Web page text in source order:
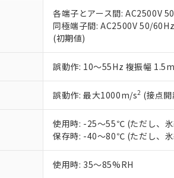
各端子とアース間: AC2500V
同極端子間: AC2500V 50/
(初期値)
誤動作: 10～55Hz 複振幅
誤動作: 最大1000m/s2 (接点
使用時: -25～55℃ (ただし、
保存時: -40～80℃ (ただし、
使用時: 35～85%RH
り割愛しております。